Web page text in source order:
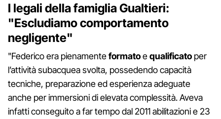
I legali della famiglia Gualtieri:
"Escludiamo comportamento
negligente"
"Federico era pienamenteformatoequalificato per
l’attività subacquea svolta, possedendo capacità
tecniche, preparazione ed esperienza adeguate
anche per immersioni di elevata complessità. Aveva
infatti conseguito a far tempo dal 2011 abilitazioni e 23